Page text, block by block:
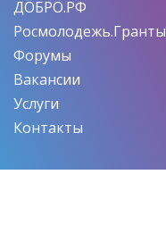
ДОБРО.РФ
Росмолодежь.Гранты
Форумы
Вакансии
Услуги
Контакты